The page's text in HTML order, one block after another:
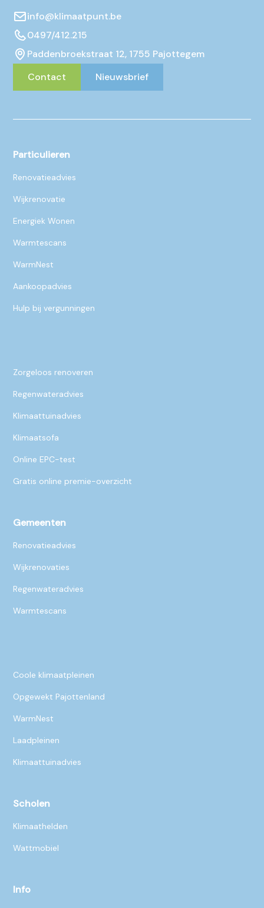
info@klimaatpunt.be
0497/412.215
Paddenbroekstraat 12, 1755 Pajottegem
Contact
Nieuwsbrief
Particulieren
Renovatieadvies
Wijkrenovatie
Energiek Wonen
Warmtescans
WarmNest
Aankoopadvies
Hulp bij vergunningen
Zorgeloos renoveren
Regenwateradvies
Klimaattuinadvies
Klimaatsofa
Online EPC-test
Gratis online premie-overzicht
Gemeenten
Renovatieadvies
Wijkrenovaties
Regenwateradvies
Warmtescans
Coole klimaatpleinen
Opgewekt Pajottenland
WarmNest
Laadpleinen
Klimaattuinadvies
Scholen
Klimaathelden
Wattmobiel
Info